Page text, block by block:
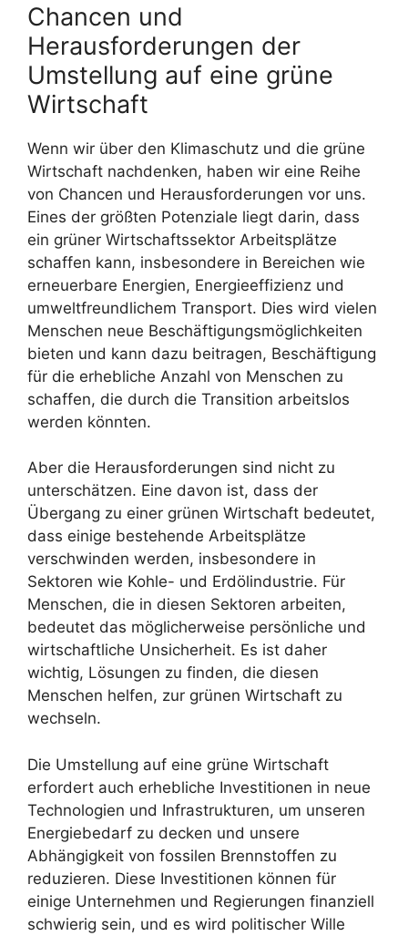
Chancen und
Herausforderungen der
Umstellung auf eine grüne
Wirtschaft
Wenn wir über den Klimaschutz und die grüne
Wirtschaft nachdenken, haben wir eine Reihe
von Chancen und Herausforderungen vor uns.
Eines der größten Potenziale liegt darin, dass
ein grüner Wirtschaftssektor Arbeitsplätze
schaffen kann, insbesondere in Bereichen wie
erneuerbare Energien, Energieeffizienz und
umweltfreundlichem Transport. Dies wird vielen
Menschen neue Beschäftigungsmöglichkeiten
bieten und kann dazu beitragen, Beschäftigung
für die erhebliche Anzahl von Menschen zu
schaffen, die durch die Transition arbeitslos
werden könnten.
Aber die Herausforderungen sind nicht zu
unterschätzen. Eine davon ist, dass der
Übergang zu einer grünen Wirtschaft bedeutet,
dass einige bestehende Arbeitsplätze
verschwinden werden, insbesondere in
Sektoren wie Kohle- und Erdölindustrie. Für
Menschen, die in diesen Sektoren arbeiten,
bedeutet das möglicherweise persönliche und
wirtschaftliche Unsicherheit. Es ist daher
wichtig, Lösungen zu finden, die diesen
Menschen helfen, zur grünen Wirtschaft zu
wechseln.
Die Umstellung auf eine grüne Wirtschaft
erfordert auch erhebliche Investitionen in neue
Technologien und Infrastrukturen, um unseren
Energiebedarf zu decken und unsere
Abhängigkeit von fossilen Brennstoffen zu
reduzieren. Diese Investitionen können für
einige Unternehmen und Regierungen finanziell
schwierig sein, und es wird politischer Wille